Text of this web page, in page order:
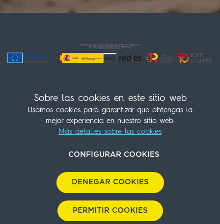
¡Síguenos!
info@sleepnvalencia.com
Contacto Política de cookies
Aviso Legal
Política de privacidad
Política Medioambiental
Sobre las cookies en este sitio web
Usamos cookies para garantizar que obtengas la
mejor experiencia en nuestro sitio web.
Más detalles sobre las cookies
CONFIGURAR COOKIES
DENEGAR COOKIES
PERMITIR COOKIES